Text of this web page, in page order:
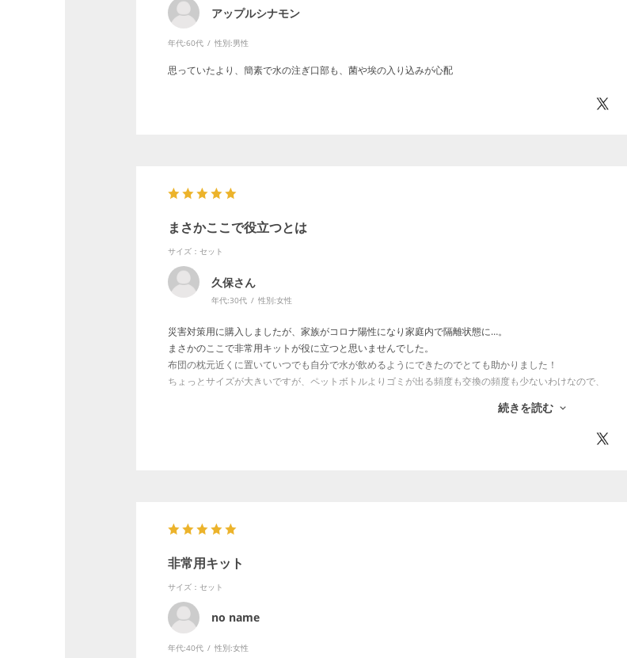
アップルシナモン
年代:60代 性別:男性
思っていたより、簡素で水の注ぎ口部も、菌や埃の入り込みが心配
まさかここで役立つとは
サイズ：セット
久保さん
年代:30代 性別:女性
災害対策用に購入しましたが、家族がコロナ陽性になり家庭内で隔離状態に…。
まさかのここで非常用キットが役に立つと思いませんでした。
布団の枕元近くに置いていつでも自分で水が飲めるようにできたのでとても助かりました！
ちょっとサイズが大きいですが、ペットボトルよりゴミが出る頻度も交換の頻度も少ないわけなので、
安心安全に勝るものはないですからね…思いがけず使うことになりましたが、重宝しそうです。
続きを読む
非常用キット
サイズ：セット
no name
年代:40代 性別:女性